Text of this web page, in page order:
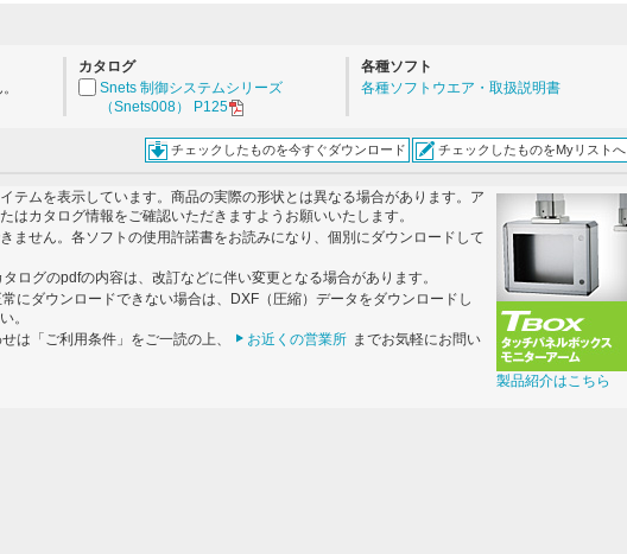
カタログ
Snets 制御システムシリーズ
（Snets008） P125
各種ソフト
各種ソフトウエア・取扱説明書
チェックしたものを今すぐダウンロード チェックしたものをMyリストへ
製品紹介はこちら
テムを表示しています。商品の実際の形状とは異なる場合があります。ア
はカタログ情報をご確認いただきますようお願いいたします。
ません。各ソフトの使用許諾書をお読みになり、個別にダウンロードして
ログのpdfの内容は、改訂などに伴い変更となる場合があります。
にダウンロードできない場合は、DXF（圧縮）データをダウンロードし
。
は「ご利用条件」をご一読の上、
お近くの営業所 までお気軽にお問い